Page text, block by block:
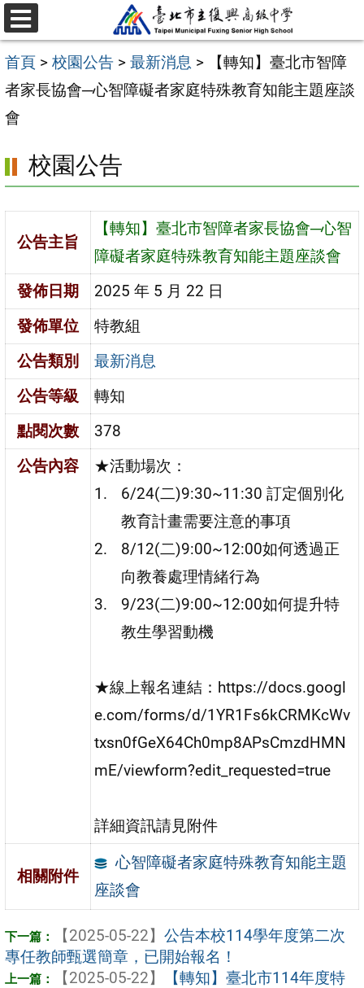
跳
至
主
要
內
區
選
單
首頁 > 校園公告 > 最新消息 >
【轉知】臺北市智障
者家長協會─心智障礙者家庭特殊教育知能主題座談
會
校園公告
公告主旨
【轉知】臺北市智障者家長協會─心智
障礙者家庭特殊教育知能主題座談會
發佈日期
2025 年 5 月 22 日
發佈單位
特教組
公告類別
最新消息
公告等級
轉知
點閱次數
378
公告內容
★活動場次：
6/24(二)9:30~11:30 訂定個別化
教育計畫需要注意的事項
8/12(二)9:00~12:00如何透過正
向教養處理情緒行為
9/23(二)9:00~12:00如何提升特
教生學習動機
★線上報名連結：https://docs.googl
e.com/forms/d/1YR1Fs6kCRMKcWv
txsn0fGeX64Ch0mp8APsCmzdHMN
mE/viewform?edit_requested=true
詳細資訊請見附件
相關附件
心智障礙者家庭特殊教育知能主題
座談會
【2025-05-22】 公告本校114學年度第二次
專任教師甄選簡章，已開始報名！
【2025-05-22】
【轉知】臺北市114年度特